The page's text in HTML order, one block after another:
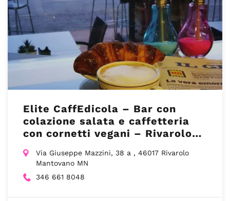
Elite CaffEdicola – Bar con
colazione salata e caffetteria
con cornetti vegani – Rivarolo
Via Giuseppe Mazzini, 38 a , 46017 Rivarolo
Mantovano MN
346 661 8048